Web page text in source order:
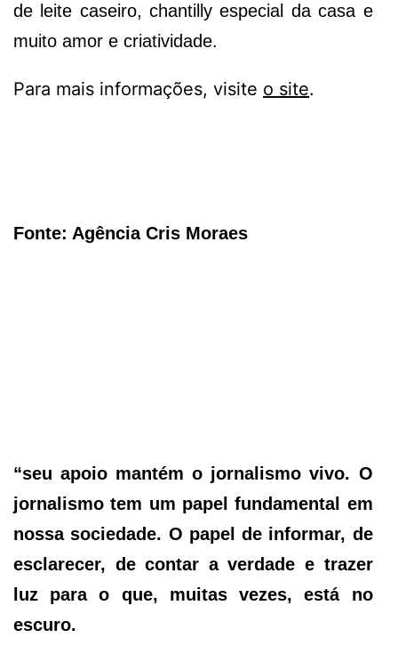
de leite caseiro, chantilly especial da casa e
muito amor e criatividade.
Para mais informações, visite o site.
Fonte: Agência Cris Moraes
“seu apoio mantém o jornalismo vivo. O
jornalismo tem um papel fundamental em
nossa sociedade. O papel de informar, de
esclarecer, de contar a verdade e trazer
luz para o que, muitas vezes, está no
escuro.